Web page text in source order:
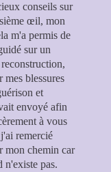
conseils sur
œil, mon
m'a permis de
sur un
mes blessures
et
envoyé afin
à vous
remercié
mon chemin car
n'existe pas.